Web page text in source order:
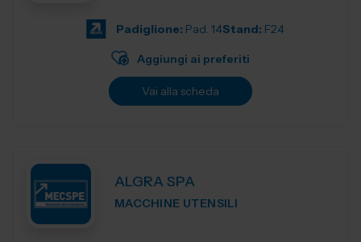
Padiglione: Pad. 14Stand: F24
Aggiungi ai preferiti
Vai alla scheda
ALGRA SPA
MACCHINE UTENSILI